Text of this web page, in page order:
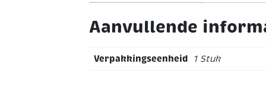
Aanvullende
Verpakkingseenheid 1 Stuk